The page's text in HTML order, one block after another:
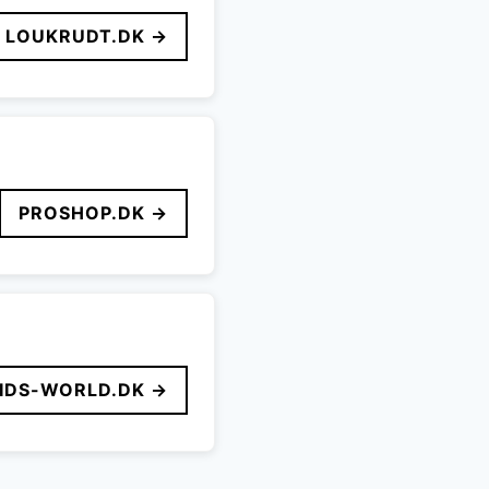
LOUKRUDT.DK →
PROSHOP.DK →
WORLD.DK →